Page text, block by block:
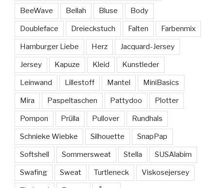
BeeWave Bellah Bluse Body
Doubleface Dreieckstuch Falten Farbenmix
Hamburger Liebe Herz Jacquard-Jersey
Jersey Kapuze Kleid Kunstleder
Leinwand Lillestoff Mantel MiniBasics
Mira Paspeltaschen Pattydoo Plotter
Pompon Prülla Pullover Rundhals
Schnieke Wiebke Silhouette SnapPap
Softshell Sommersweat Stella SUSAlabim
Swafing Sweat Turtleneck Viskosejersey